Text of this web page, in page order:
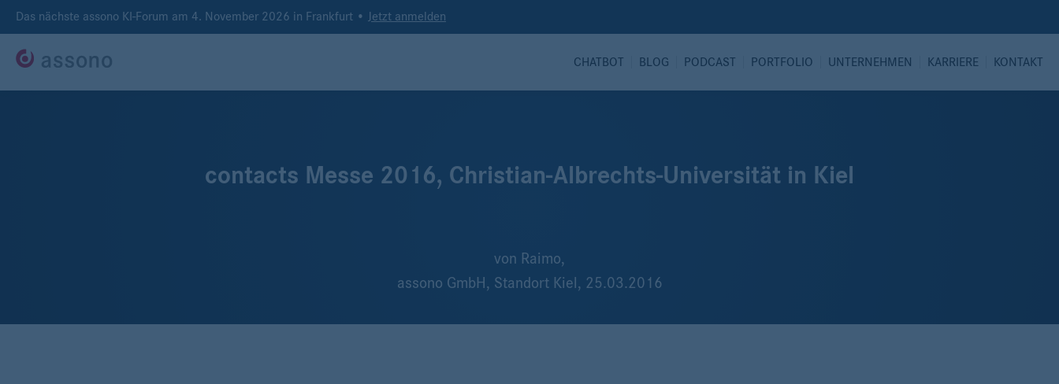
Das nächste assono KI-Forum am 4. November 2026 in Frankfurt • Jetzt anmelden
CHATBOT BLOG PODCAST PORTFOLIO UNTERNEHMEN KARRIERE KONTAKT
contacts Messe 2016, Christian-Albrechts-Universität in Kiel
von Raimo,
assono GmbH, Standort Kiel, 25.03.2016